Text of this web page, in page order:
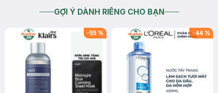
GỢI Ý DÀNH RIÊNG CHO BẠN
-55 % -44 %